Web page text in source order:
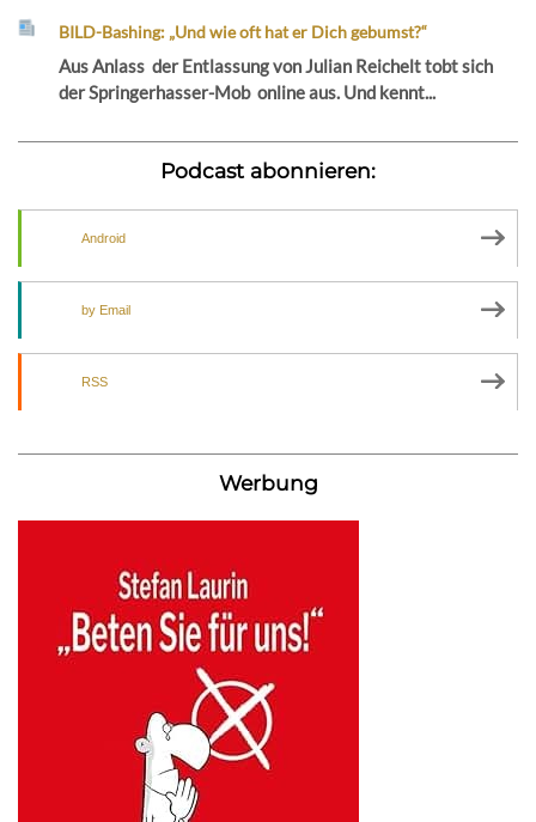
BILD-Bashing: „Und wie oft hat er Dich gebumst?“
Aus Anlass der Entlassung von Julian Reichelt tobt sich
der Springerhasser-Mob online aus. Und kennt...
Podcast abonnieren:
Android
by Email
RSS
Werbung